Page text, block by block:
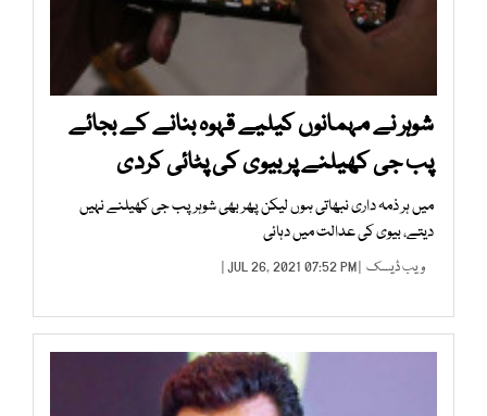
شوہر نے مہمانوں کیلیے قہوہ بنانے کے بجائے
پب جی کھیلنے پر بیوی کی پٹائی کردی
میں ہر ذمہ داری نبھاتی ہوں لیکن پھر بھی شوہر پب جی کھیلنے نہیں
دیتے، بیوی کی عدالت میں دہائی
ویب ڈیسک | JUL 26, 2021 07:52 PM |